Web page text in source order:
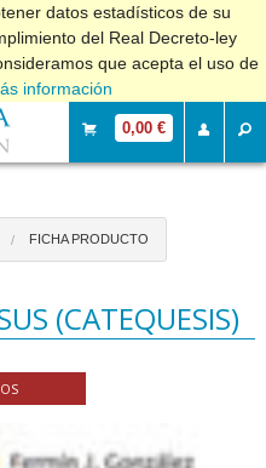
datos estadísticos de su
del Real Decreto-ley
que acepta el uso de
información
0,00 €
FICHA PRODUCTO
(CATEQUESIS)